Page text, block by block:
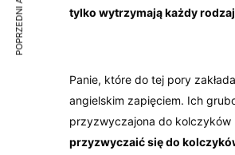
tylko wytrzymają każdy
Panie, które do tej pory
angielskim zapięciem. Ich
przyzwyczajona do
przyzwyczaić się do